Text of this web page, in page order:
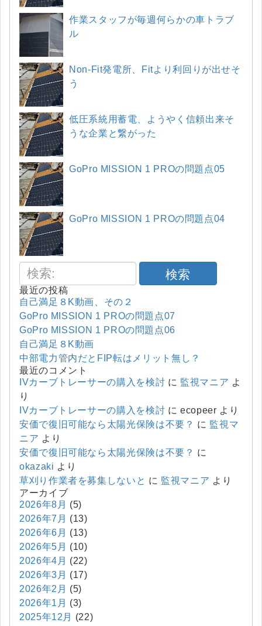
作業スタッフが毎週何らかの車トラブ
ル
Non-Fit発電所、Fitより利回りが出せそ
う
低圧系統用蓄電、ようやく信頼出来そ
うな企業と繋がった
GoPro MISSION 1 PROの問題点05
GoPro MISSION 1 PROの問題点04
検索
最近の投稿
自己満足８K動画、その２
GoPro MISSION 1 PROの問題点07
GoPro MISSION 1 PROの問題点06
自己満足８K動画
中部電力管内だとFIP転はメリット無し？
最近のコメント
IVカーブトレーサーの購入を検討 に 監視マニア よ
り
IVカーブトレーサーの購入を検討 にecopeer より
安価で復旧可能なら太陽光保険は不要？ に 監視マ
ニア より
安価で復旧可能なら太陽光保険は不要？ に
okazaki より
草刈り作業者を募集しないと に 監視マニア より
アーカイブ
2026年8月 (5)
2026年7月 (13)
2026年6月 (13)
2026年5月 (10)
2026年4月 (22)
2026年3月 (17)
2026年2月 (5)
2026年1月 (3)
2025年12月
(22)